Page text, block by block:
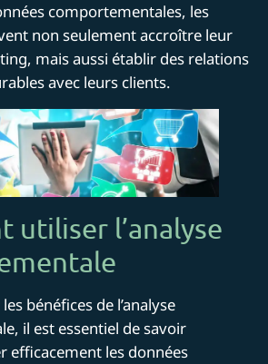
comportementales, les
non seulement accroître leur
mais aussi établir des relations
avec leurs clients.
utiliser l’analyse
bénéfices de l’analyse
il est essentiel de savoir
efficacement les données